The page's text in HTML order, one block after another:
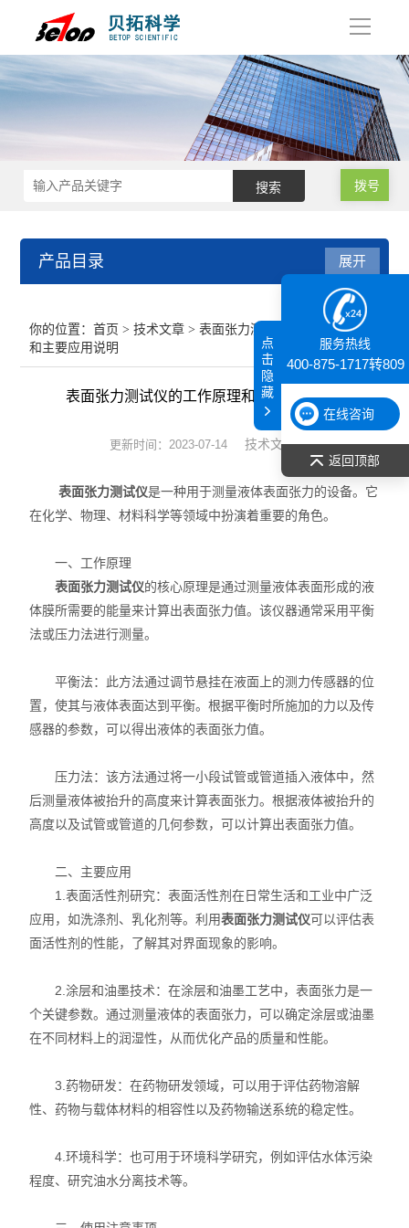
导
拨号
产品目录
纳米粒度仪
膜厚仪
表面张力仪
光谱部件及外设
差示/热重/差热/热分析
红外光谱（IR、傅立叶）
激光粒度仪、纳米粒度仪
荧光分光光度计（分子荧光
X射线衍射仪（XRD）
激光光散射仪
扫描电镜（SEM）
X荧光光谱XRF能量色散型
分析仪器-光谱
透反射率测量仪
代理产品
展开
你的位置：首页 >技术文章 > 表面张力测试仪的工作原理
和主要应用说明
表面张力测试仪的工作原理和主要应用说明
更新时间：2023-07-14 技术文章
表面张力测试仪是一种用于测量液体表面张力的设备。它
在化学、物理、材料科学等领域中扮演着重要的角色。
一、工作原理
表面张力测试仪的核心原理是通过测量液体表面形成的液
体膜所需要的能量来计算出表面张力值。该仪器通常采用平衡
法或压力法进行测量。
平衡法：此方法通过调节悬挂在液面上的测力传感器的位
置，使其与液体表面达到平衡。根据平衡时所施加的力以及传
感器的参数，可以得出液体的表面张力值。
压力法：该方法通过将一小段试管或管道插入液体中，然
后测量液体被抬升的高度来计算表面张力。根据液体被抬升的
高度以及试管或管道的几何参数，可以计算出表面张力值。
二、主要应用
1.表面活性剂研究：表面活性剂在日常生活和工业中广泛
应用，如洗涤剂、乳化剂等。利用表面张力测试仪可以评估表
面活性剂的性能，了解其对界面现象的影响。
2.涂层和油墨技术：在涂层和油墨工艺中，表面张力是一
个关键参数。通过测量液体的表面张力，可以确定涂层或油墨
在不同材料上的润湿性，从而优化产品的质量和性能。
3.药物研发：在药物研发领域，可以用于评估药物溶解
性、药物与载体材料的相容性以及药物输送系统的稳定性。
4.环境科学：也可用于环境科学研究，例如评估水体污染
程度、研究油水分离技术等。
服务热线
400-875-1717转809
在线咨询
返回顶部
点
击
隐
藏